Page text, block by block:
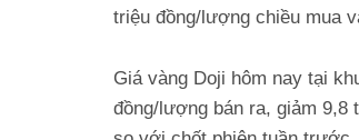
triệu đồng/lượng chiều mua
Giá vàng Doji hôm nay tại
đồng/lượng bán ra, giảm 9,8